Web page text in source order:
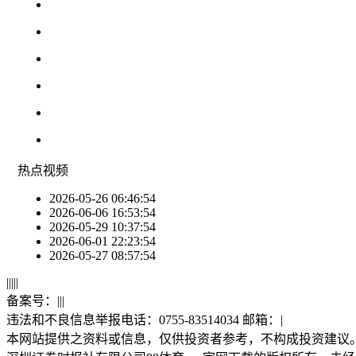
热点视频
2026-05-26 06:46:54
2026-06-06 16:53:54
2026-05-29 10:37:54
2026-06-01 22:23:54
2026-05-27 08:57:54
|||||
备案号： |||
违法和不良信息举报电话：0755-83514034 邮箱： |
本网站提供之资料或信息，仅供投资者参考，不构成投资建议